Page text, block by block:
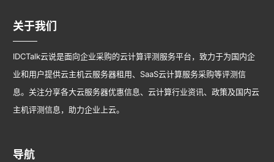
关于我们
IDCTalk云说是面向企业采购的云计算评测服务平台，致力于为国内企
业和用户提供云主机云服务器租用、SaaS云计算服务采购等评测信
息。关注分享各大云服务器优惠信息、云计算行业资讯、政策及国内云
主机评测信息，助力企业上云。
导航